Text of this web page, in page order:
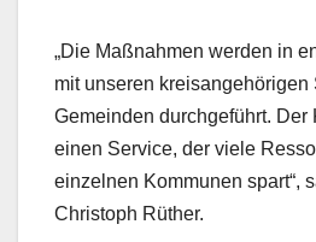
„Die Maßnahmen werden in
mit unseren kreisangehörigen
Gemeinden durchgeführt. Der
einen Service, der viele
einzelnen Kommunen spart“,
Christoph Rüther.